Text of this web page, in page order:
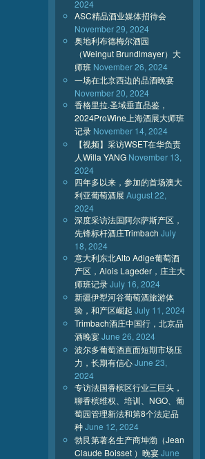
2024
ASC精品酒业媒体招待会
November 29, 2024
奥地利布德梅尔酒园
（Weingut Brundlmayer）大
师班 November 26, 2024
一场在北京西边的品酒晚宴
November 20, 2024
香格里拉.圣域垂直品鉴，
2024ProWine上海酒展大师班
记录 November 14, 2024
【视频】采访WSET在华负责
人Willa YANG November 13,
2024
四年多以来，参加的首场澳大
利亚葡萄酒展 August 22,
2024
深度采访法国阿尔萨斯产区，
先锋标杆酒庄Trimbach July
18, 2024
意大利东北Alto Adige葡萄酒
产区，Alois Lageder，庄主大
师班记录July 16, 2024
新疆伊犁河谷葡萄酒旅游体
验，和产区崛起 July 11, 2024
Trimbach酒庄中国行，北京品
酒晚宴June 26, 2024
波尔多葡萄酒直面短期市场压
力，长期有信心June 23,
2024
专访法国香槟区行业三巨头，
聊香槟维权、培训、NGO、葡
萄园管理新法和第8个法定品
种June 12, 2024
勃艮第著名生产商坤渤（Jean
Claude Boisset ）晚宴June